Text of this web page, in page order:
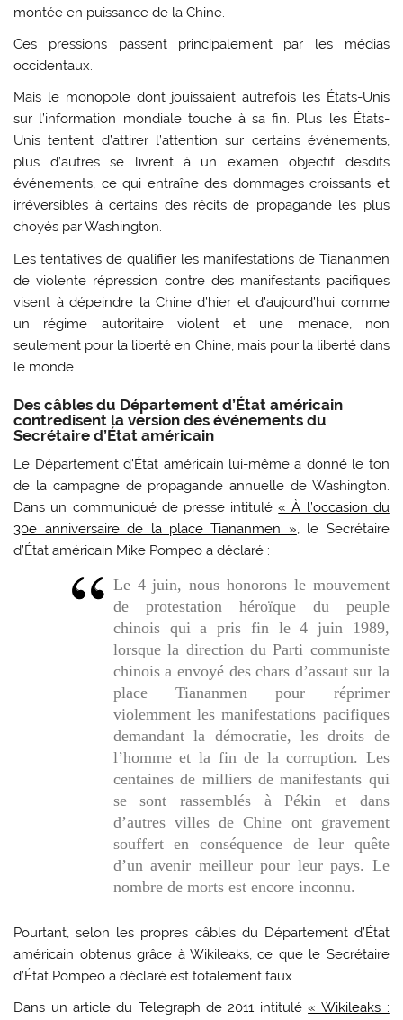
montée en puissance de la Chine.
Ces pressions passent principalement par les médias
occidentaux.
Mais le monopole dont jouissaient autrefois les États-Unis
sur l’information mondiale touche à sa fin. Plus les États-
Unis tentent d’attirer l’attention sur certains événements,
plus d’autres se livrent à un examen objectif desdits
événements, ce qui entraîne des dommages croissants et
irréversibles à certains des récits de propagande les plus
choyés par Washington.
Les tentatives de qualifier les manifestations de Tiananmen
de violente répression contre des manifestants pacifiques
visent à dépeindre la Chine d’hier et d’aujourd’hui comme
un régime autoritaire violent et une menace, non
seulement pour la liberté en Chine, mais pour la liberté dans
le monde.
Des câbles du Département d’État américain
contredisent la version des événements du
Secrétaire d’État américain
Le Département d’État américain lui-même a donné le ton
de la campagne de propagande annuelle de Washington.
Dans un communiqué de presse intitulé« À l’occasion du
30e anniversaire de la place Tiananmen », le Secrétaire
d’État américain Mike Pompeo a déclaré :
Le 4 juin, nous honorons le mouvement
de protestation héroïque du peuple
chinois qui a pris fin le 4 juin 1989,
lorsque la direction du Parti communiste
chinois a envoyé des chars d’assaut sur la
place Tiananmen pour réprimer
violemment les manifestations pacifiques
demandant la démocratie, les droits de
l’homme et la fin de la corruption. Les
centaines de milliers de manifestants qui
se sont rassemblés à Pékin et dans
d’autres villes de Chine ont gravement
souffert en conséquence de leur quête
d’un avenir meilleur pour leur pays. Le
nombre de morts est encore inconnu.
Pourtant, selon les propres câbles du Département d’État
américain obtenus grâce à Wikileaks, ce que le Secrétaire
d’État Pompeo a déclaré est totalement faux.
Dans un article du Telegraph de 2011 intitulé« Wikileaks :